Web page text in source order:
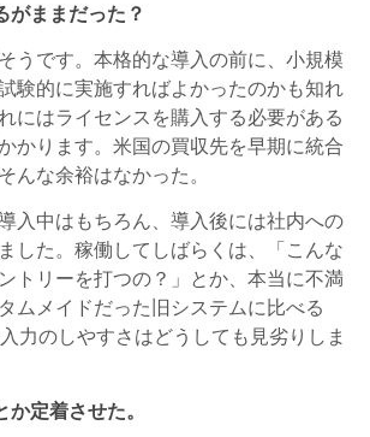
ままだった？
うです。本格的な導入の前に、小規模
験的に実施すればよかったのかも知れ
にはライセンスを購入する必要がある
かります。米国の買収先を早期に統合
んな余裕はなかった。
入中はもちろん、導入後には社内への
した。稼働してしばらくは、「こんな
トリーを打つの？」とか、本当に不満
ムメイドだった旧システムに比べる
力のしやすさはどうしても見劣りしま
定着させた。